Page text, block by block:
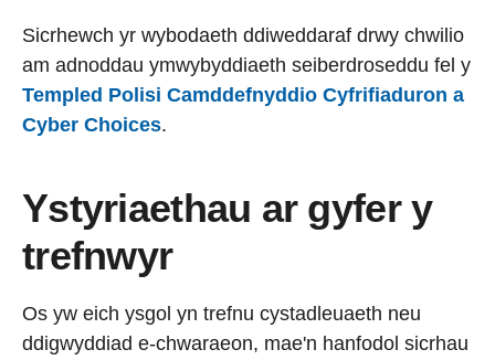
Sicrhewch yr wybodaeth ddiweddaraf drwy chwilio
am adnoddau ymwybyddiaeth seiberdroseddu fel y
Templed Polisi Camddefnyddio Cyfrifiaduron a
Cyber Choices.
Ystyriaethau ar gyfer y
trefnwyr
Os yw eich ysgol yn trefnu cystadleuaeth neu
ddigwyddiad e-chwaraeon, mae'n hanfodol sicrhau